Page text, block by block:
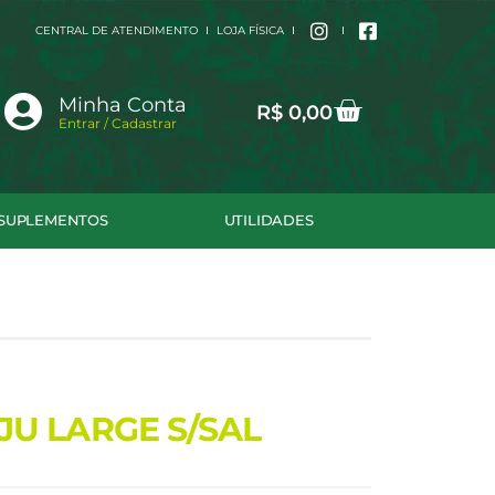
CENTRAL DE ATENDIMENTO LOJA FÍSICA
Minha Conta
Entrar / Cadastrar R$ 0,00Cart
UTILIDADES
LARGE S/SAL